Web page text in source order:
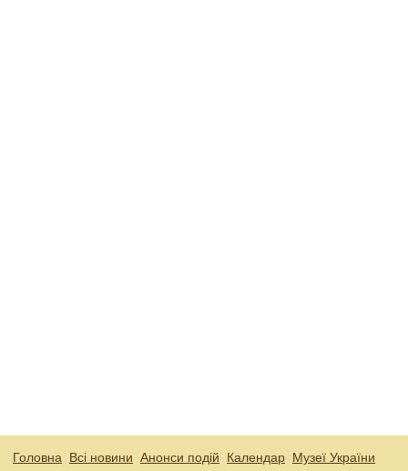
Головна Всі новини Анонси подій Календар Музеї України